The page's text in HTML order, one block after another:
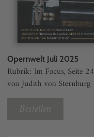
Opernwelt Juli 2025
Rubrik: Im Focus, Seite 24
von Judith von Sternburg
Bestellen